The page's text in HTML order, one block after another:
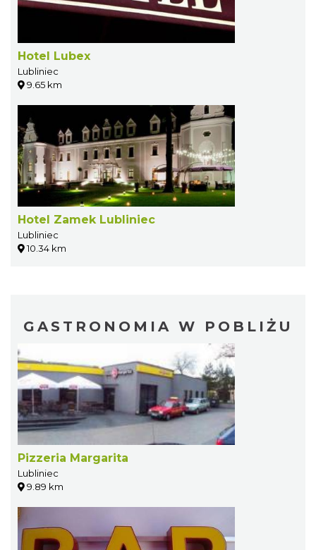
Hotel Lubex
Lubliniec
9.65 km
Hotel Zamek Lubliniec
Lubliniec
10.34 km
GASTRONOMIA W POBLIŻU
Pizzeria Margarita
Lubliniec
9.89 km